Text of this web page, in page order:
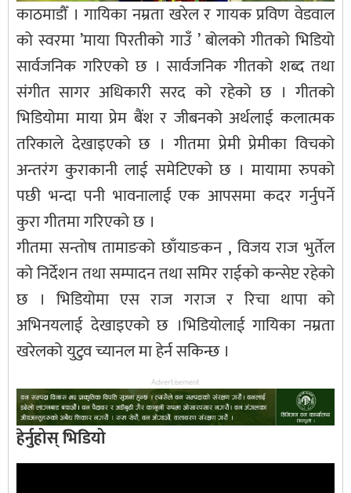
काठमाडौँ । गायिका नम्रता खरेल र गायक प्रविण वेडवाल
को स्वरमा ’माया पिरतीको गाउँ ’ बोलको गीतको भिडियो
सार्वजनिक गरिएको छ । सार्वजनिक गीतको शब्द तथा
संगीत सागर अधिकारी सरद को रहेको छ । गीतको
भिडियोमा माया प्रेम बैंश र जीबनको अर्थलाई कलात्मक
तरिकाले देखाइएको छ । गीतमा प्रेमी प्रेमीका विचको
अन्तरंग कुराकानी लाई समेटिएको छ । मायामा रुपको
पछी भन्दा पनी भावनालाई एक आपसमा कदर गर्नुपर्ने
कुरा गीतमा गरिएको छ ।
गीतमा सन्तोष तामाङको छाँयाङकन , विजय राज भुर्तेल
को निर्देशन तथा सम्पादन तथा समिर राईको कन्सेप्ट रहेको
छ । भिडियोमा एस राज गराज र रिचा थापा को
अभिनयलाई देखाइएको छ ।भिडियोलाई गायिका नम्रता
खरेलको युटुव च्यानल मा हेर्न सकिन्छ ।
Advertisement
हेर्नुहोस् भिडियो